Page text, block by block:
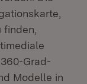
Grad-
Modelle in